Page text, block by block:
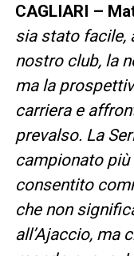
CAGLIARI –
sia stato facile,
nostro club, la
ma la
carriera e
prevalso. La
campionato più
consentito
che non
all’Ajaccio, ma